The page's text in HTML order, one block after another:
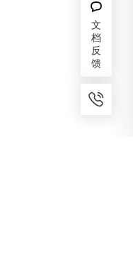
文
档
反
馈